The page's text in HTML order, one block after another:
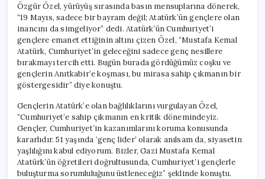
Özgür Özel, yürüyüş sırasında basın mensuplarına dönerek,
“19 Mayıs, sadece bir bayram değil; Atatürk’ün gençlere olan
inancını da simgeliyor” dedi. Atatürk’ün Cumhuriyet’i
gençlere emanet ettiğinin altını çizen Özel, “Mustafa Kemal
Atatürk, Cumhuriyet’in geleceğini sadece genç nesillere
bırakmayı tercih etti. Bugün burada gördüğümüz coşku ve
gençlerin Anıtkabir’e koşması, bu mirasa sahip çıkmanın bir
göstergesidir” diye konuştu.
Gençlerin Atatürk’e olan bağlılıklarını vurgulayan Özel,
“Cumhuriyet’e sahip çıkmanın en kritik dönemindeyiz.
Gençler, Cumhuriyet’in kazanımlarını koruma konusunda
kararlıdır. 51 yaşında ‘genç lider’ olarak anılsam da, siyasetin
yaşlılığını kabul ediyorum. Bizler, Gazi Mustafa Kemal
Atatürk’ün öğretileri doğrultusunda, Cumhuriyet’i gençlerle
buluşturma sorumluluğunu üstleneceğiz” şeklinde konuştu.